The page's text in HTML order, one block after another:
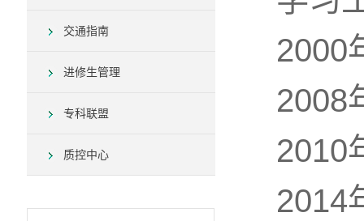
交通指南
进修生管理
专科联盟
质控中心
2000
2008
2010
2014